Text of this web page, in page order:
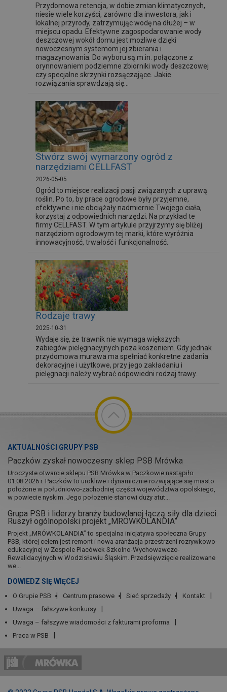
Przydomowa retencja, w dobie zmian klimatycznych,
niesie wiele korzyści, zarówno dla inwestora, jak i
lokalnej przyrody, zatrzymując wodę na dłużej – w
miejscu opadu. Efektywne zagospodarowanie wody
deszczowej wokół domu jest możliwe dzięki
nowoczesnym systemom jej zbierania i
magazynowania. Do wyboru są m.in. połączone z
orynnowaniem podziemne zbiorniki wody deszczowej
czy specjalne skrzynki rozsączające. Jakie
rozwiązania sprawdzają się...
Stwórz swój wymarzony ogród z
narzędziami CELLFAST
2026-05-05
Ogród to miejsce realizacji pasji związanych z uprawą
roślin. Po to, by prace ogrodowe były przyjemne,
efektywne i nie obciążały nadmiernie Twojego ciała,
korzystaj z odpowiednich narzędzi. Na przykład te
firmy CELLFAST. W tym artykule przyjrzymy się bliżej
narzędziom ogrodowym tej marki, które wyróżnia
innowacyjność, trwałość i funkcjonalność.
Rodzaje trawy
2025-10-31
Wydaje się, że trawnik nie wymaga większych
zabiegów pielęgnacyjnych poza koszeniem. Gdy jednak
przydomowa murawa ma spełniać konkretne zadania
dekoracyjne i użytkowe, przy jego zakładaniu i
pielęgnacji należy wybrać odpowiedni rodzaj trawy.
AKTUALNOŚCI GRUPY PSB
Paczków zyskał nowoczesny sklep PSB Mrówka
Uroczyste otwarcie sklepu PSB Mrówka w Paczkowie nastąpiło
01.08.2026 r. Paczków to urokliwe i dynamicznie rozwijające się miasto
położone w południowo-zachodniej części województwa opolskiego,
w powiecie nyskim. Jego położenie stanowi duży atut...
Grupa PSB i liderzy branży budowlanej łączą siły dla dzieci.
Ruszył ogólnopolski projekt „MRÓWKOLANDIA”
Projekt „MRÓWKOLANDIA” to specjalna inicjatywa społeczna Grupy
PSB, której celem jest remont i nowa aranżacja przestrzeni rozrywkowo-
edukacyjnej w Zespole Placówek Szkolno-Wychowawczo-
Rewalidacyjnych w Wodzisławiu Śląskim. Przedsięwzięcie realizowane
we...
DOWIEDZ SIĘ WIĘCEJ
O Grupie PSB Centrum prasowe Sieć sprzedaży
Kontakt
Uwaga – fałszywe konkursy
Uwaga – fałszywe wiadomości z fakturami proforma
Praca w PSB